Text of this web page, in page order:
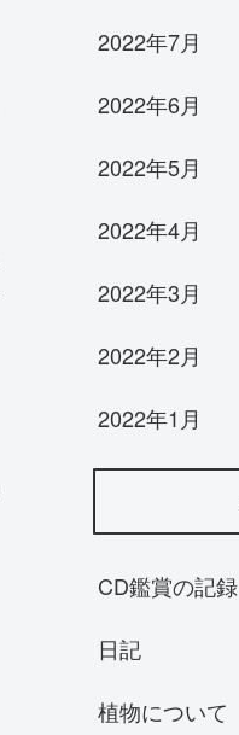
2022年7月
2022年6月
2022年5月
2022年4月
2022年3月
2022年2月
2022年1月
CD鑑賞の記録
日記
植物について